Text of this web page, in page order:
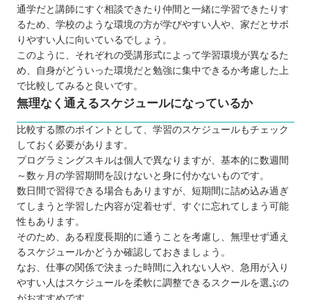
通学だと講師にすぐ相談できたり仲間と一緒に学習できたりす
るため、学校のような環境の方が学びやすい人や、家だとサボ
りやすい人に向いているでしょう。
このように、それぞれの受講形式によって学習環境が異なるた
め、自身がどういった環境だと勉強に集中できるか考慮した上
で比較してみると良いです。
無理なく通えるスケジュールになっているか
比較する際のポイントとして、学習のスケジュールもチェック
しておく必要があります。
プログラミングスキルは個人で異なりますが、基本的に数週間
～数ヶ月の学習期間を設けないと身に付かないものです。
数日間で習得できる場合もありますが、短期間に詰め込み過ぎ
てしまうと学習した内容が定着せず、すぐに忘れてしまう可能
性もあります。
そのため、ある程度長期的に通うことを考慮し、無理せず通え
るスケジュールかどうか確認しておきましょう。
なお、仕事の関係で決まった時間に入れない人や、急用が入り
やすい人はスケジュールを柔軟に調整できるスクールを選ぶの